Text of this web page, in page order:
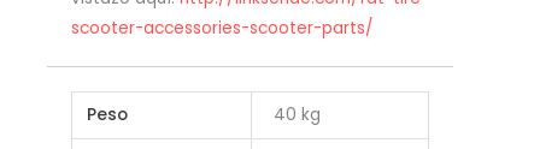
scooter-accessories-scooter-parts/
Peso 40 kg